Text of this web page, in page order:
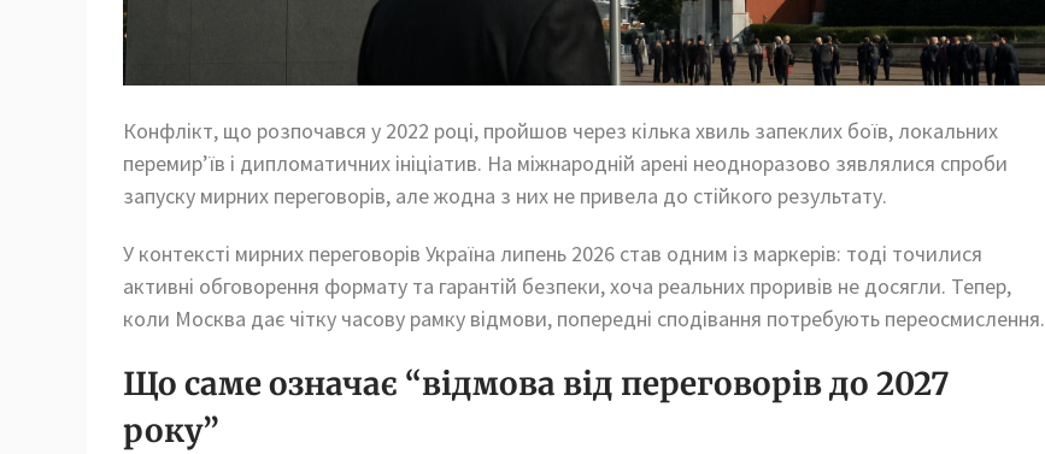
Конфлікт, що розпочався у 2022 році, пройшов через кілька хвиль запеклих боїв, локальних
перемир’їв і дипломатичних ініціатив. На міжнародній арені неодноразово зявлялися спроби
запуску мирних переговорів, але жодна з них не привела до стійкого результату.
У контексті мирних переговорів Україна липень 2026 став одним із маркерів: тоді точилися
активні обговорення формату та гарантій безпеки, хоча реальних проривів не досягли. Тепер,
коли Москва дає чітку часову рамку відмови, попередні сподівання потребують переосмислення.
Що саме означає “відмова від переговорів до 2027
року”